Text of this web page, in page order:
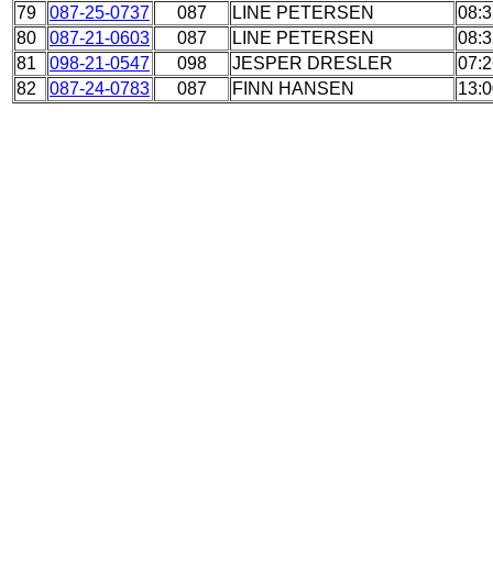
79 087-25-0737 087 LINE PETERSEN
80
087-21-0603 087 LINE PETERSEN
81
098-21-0547 098 JESPER DRESLER
82
087-24-0783 087 FINN HANSEN